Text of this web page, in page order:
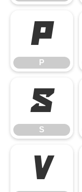
P
P
S
S
V